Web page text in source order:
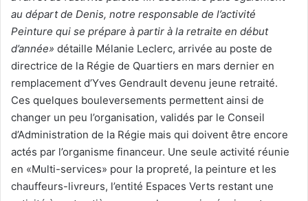
au départ de Denis, notre responsable de l’activité
Peinture qui se prépare à partir à la retraite en début
d’année» détaille Mélanie Leclerc, arrivée au poste de
directrice de la Régie de Quartiers en mars dernier en
remplacement d’Yves Gendrault devenu jeune retraité.
Ces quelques bouleversements permettent ainsi de
changer un peu l’organisation, validés par le Conseil
d’Administration de la Régie mais qui doivent être encore
actés par l’organisme financeur. Une seule activité réunie
en «Multi-services» pour la propreté, la peinture et les
chauffeurs-livreurs, l’entité Espaces Verts restant une